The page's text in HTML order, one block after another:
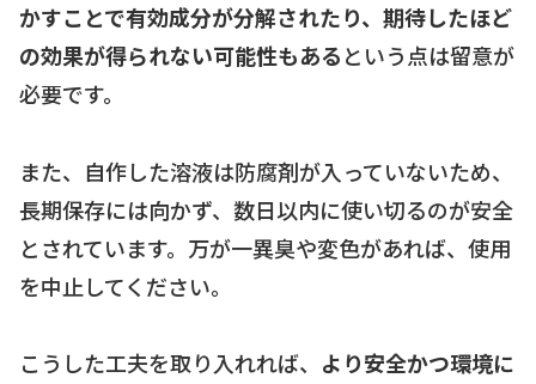
かすことで有効成分が分解されたり、期待したほど
の効果が得られない可能性もあるという点は留意が
必要です。
また、自作した溶液は防腐剤が入っていないため、
長期保存には向かず、数日以内に使い切るのが安全
とされています。万が一異臭や変色があれば、使用
を中止してください。
こうした工夫を取り入れれば、 より安全かつ環境に